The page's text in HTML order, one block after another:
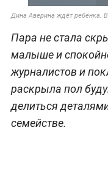
Дина Аверина ждёт ребёнка.
Пара не стала
малыше и
журналистов и
раскрыла пол
делиться
семействе.